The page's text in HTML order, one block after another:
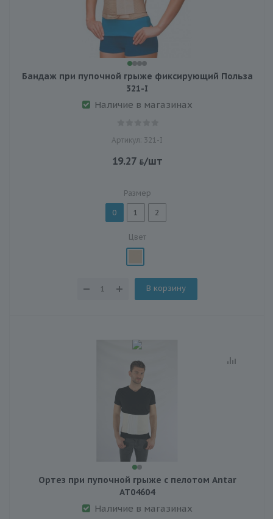
Бандаж при пупочной грыже фиксирующий Польза
321-I
Наличие в магазинах
Артикул: 321-I
19.27 /шт
Размер
0 1 2
Цвет
В корзину
Ортез при пупочной грыже с пелотом Antar
АТ04604
Наличие в магазинах